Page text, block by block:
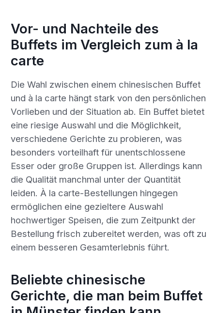
Vor- und Nachteile des
Buffets im Vergleich zum à la
carte
Die Wahl zwischen einem chinesischen Buffet
und à la carte hängt stark von den persönlichen
Vorlieben und der Situation ab. Ein Buffet bietet
eine riesige Auswahl und die Möglichkeit,
verschiedene Gerichte zu probieren, was
besonders vorteilhaft für unentschlossene
Esser oder große Gruppen ist. Allerdings kann
die Qualität manchmal unter der Quantität
leiden. À la carte-Bestellungen hingegen
ermöglichen eine gezieltere Auswahl
hochwertiger Speisen, die zum Zeitpunkt der
Bestellung frisch zubereitet werden, was oft zu
einem besseren Gesamterlebnis führt.
Beliebte chinesische
Gerichte, die man beim Buffet